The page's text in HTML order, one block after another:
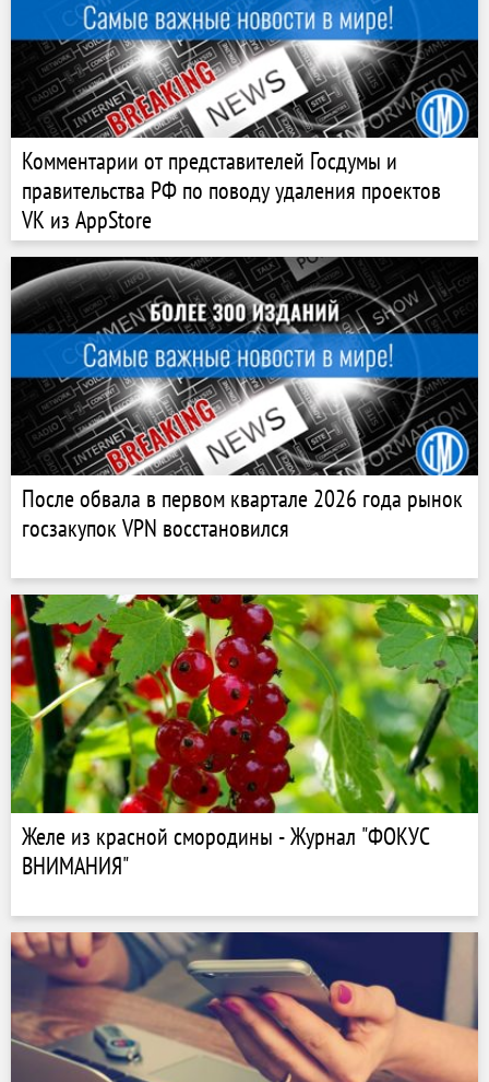
Комментарии от представителей Госдумы и
правительства РФ по поводу удаления проектов
VK из AppStore
После обвала в первом квартале 2026 года рынок
госзакупок VPN восстановился
Желе из красной смородины - Журнал "ФОКУС
ВНИМАНИЯ"